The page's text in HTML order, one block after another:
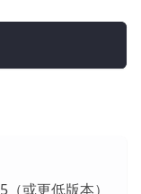
或更低版本）